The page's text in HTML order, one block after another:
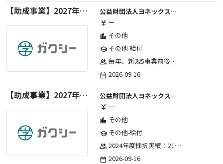
【助成事業】2027年度中学校部活動の地域展開推進に関する助成金
公益財団法人ヨネックススポーツ振興財団
currency_yen ー
location_city その他
schoolその他-給付
group 毎年、新規5事業前後への助成金交付を予定とし、初年度5事業、2年目合計10事業前後、3年目合計15事業前後、4年目以降は15事業前後にて実施する。 2025年度採択実績：5事業、2026年度採択実績：5事業
date_range 2026-09-16
【助成事業】2027年度（通年）国際交流普及事業に関する助成金
公益財団法人ヨネックススポーツ振興財団
currency_yen ー
location_city その他
schoolその他-給付
group 2024年度採択実績：21事業（前期11・後期10）、2025年度採択実績：30事業（前期15・後期15）、2026年度採択実績：40事業 ※2026年度より、前期・後期の区分を廃止し、年1回の申請受付となりました。
date_range 2026-09-16